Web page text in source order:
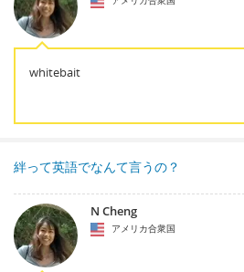
whitebait
絆って英語でなんて言うの？
N Cheng
アメリカ合衆国